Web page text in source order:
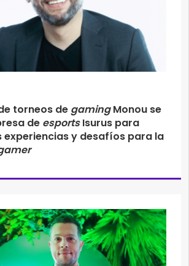
torneos de gamingMonou se
de esportsIsurus para
experiencias y desafíos para la